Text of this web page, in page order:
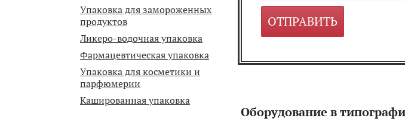
Упаковка для замороженных
продуктов
Ликеро-водочная упаковка
Фармацевтическая упаковка
Упаковка для косметики и
парфюмерии
Кашированная упаковка
Оборудование в